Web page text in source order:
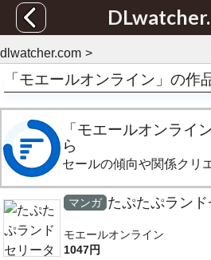
dlwatcher.com
「モエールオンライン」の作
「モエールオンライ
ら
セールの傾向や関係クリ
マンガ たぷたぷランド
モエールオンライン
1047円